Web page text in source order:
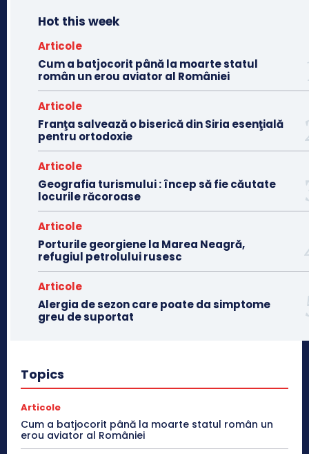
Hot this week
Articole
Cum a batjocorit până la moarte statul
român un erou aviator al României
Articole
Franţa salvează o biserică din Siria esenţială
pentru ortodoxie
Articole
Geografia turismului : încep să fie căutate
locurile răcoroase
Articole
Porturile georgiene la Marea Neagră,
refugiul petrolului rusesc
Articole
Alergia de sezon care poate da simptome
greu de suportat
Topics
Articole
Cum a batjocorit până la moarte statul român un
erou aviator al României